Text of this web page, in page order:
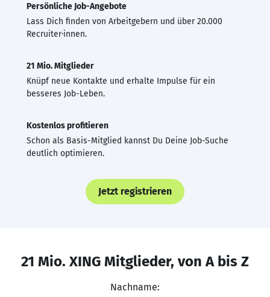
Persönliche Job-Angebote
Lass Dich finden von Arbeitgebern und über 20.000
Recruiter·innen.
21 Mio. Mitglieder
Knüpf neue Kontakte und erhalte Impulse für ein
besseres Job-Leben.
Kostenlos profitieren
Schon als Basis-Mitglied kannst Du Deine Job-Suche
deutlich optimieren.
Jetzt registrieren
21 Mio. XING Mitglieder, von A bis Z
Nachname: